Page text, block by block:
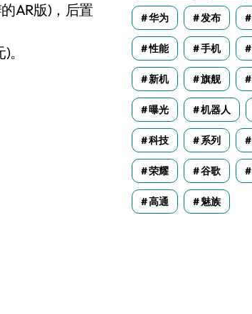
AR版)，后置
华为 发布
性能 手机
新机 旗舰
曝光 机器人
科技 系列
荣耀 谷歌
高通 魅族